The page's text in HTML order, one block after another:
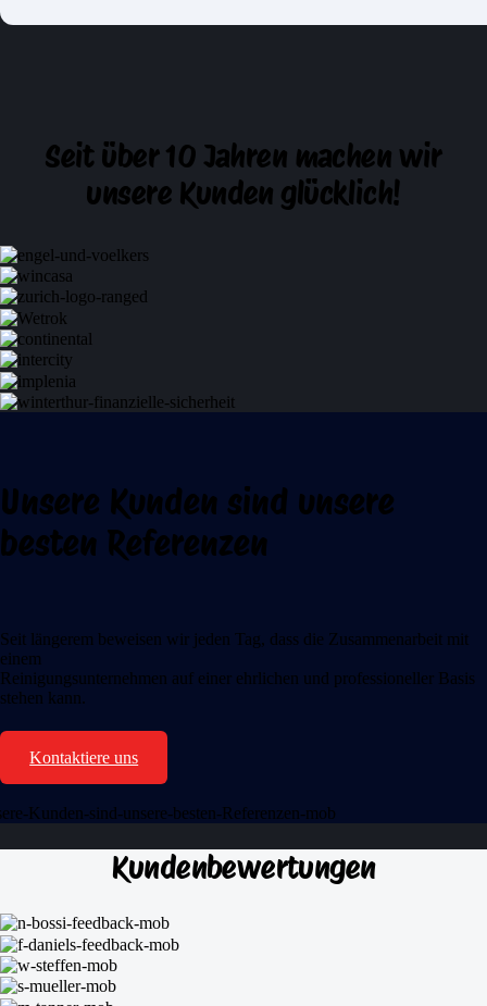
Seit über 10 Jahren machen wir
unsere Kunden glücklich!
Unsere Kunden sind unsere
besten Referenzen
Seit längerem beweisen wir jeden Tag, dass die Zusammenarbeit mit
einem
Reinigungsunternehmen auf einer ehrlichen und professioneller Basis
stehen kann.
Kontaktiere uns
Kundenbewertungen